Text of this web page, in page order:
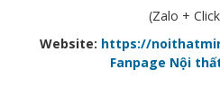
(Zalo +
Website: https://
Fanpage Nội